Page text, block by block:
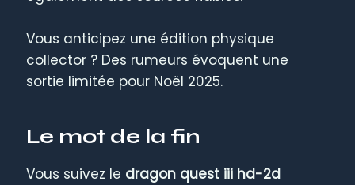
Vous anticipez une édition physique
collector ? Des rumeurs évoquent une
sortie limitée pour Noël 2025.
Le mot de la fin
Vous suivez le dragon quest iii hd-2d